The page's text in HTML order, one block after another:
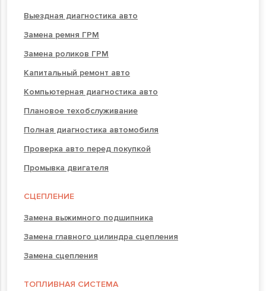
Выездная диагностика авто
Замена ремня ГРМ
Замена роликов ГРМ
Капитальный ремонт авто
Компьютерная диагностика авто
Плановое техобслуживание
Полная диагностика автомобиля
Проверка авто перед покупкой
Промывка двигателя
СЦЕПЛЕНИЕ
Замена выжимного подшипника
Замена главного цилиндра сцепления
Замена сцепления
ТОПЛИВНАЯ СИСТЕМА